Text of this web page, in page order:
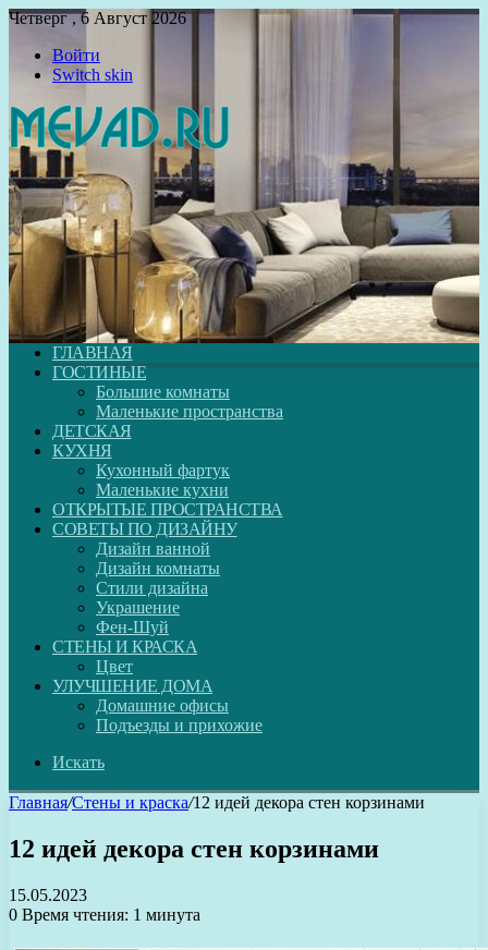
Четверг , 6 Август 2026
Войти
Switch skin
ГЛАВНАЯ
ГОСТИНЫЕ
Большие комнаты
Маленькие пространства
ДЕТСКАЯ
КУХНЯ
Кухонный фартук
Маленькие кухни
ОТКРЫТЫЕ ПРОСТРАНСТВА
СОВЕТЫ ПО ДИЗАЙНУ
Дизайн ванной
Дизайн комнаты
Стили дизайна
Украшение
Фен-Шуй
СТЕНЫ И КРАСКА
Цвет
УЛУЧШЕНИЕ ДОМА
Домашние офисы
Подъезды и прихожие
Искать
Главная/Стены и краска/12 идей декора стен корзинами
12 идей декора стен корзинами
15.05.2023
0 Время чтения: 1 минута